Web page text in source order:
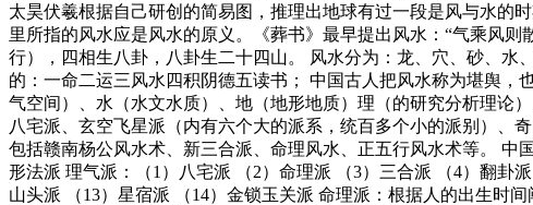
太昊伏羲根据自己研创的简易图，推理出地球有过一段是风与水的
里所指的风水应是风水的原义。《葬书》最早提出风水：“气乘风
行），四相生八卦，八卦生二十四山。 风水分为：龙、穴、砂、水
的：一命二运三风水四积阴德五读书； 中国古人把风水称为堪舆
气空间）、水（水文水质）、地（地形地质）理（的研究分析理论
八宅派、玄空飞星派（内有六个大的派系，统百多个小的派别）、
包括赣南杨公风水术、新三合派、命理风水、正五行风水术等。
形法派 理气派：（1）八宅派 （2）命理派 （3）三合派 （4）翻卦
山头派 （13）星宿派 （14）金锁玉关派 命理派：根据人的出生时